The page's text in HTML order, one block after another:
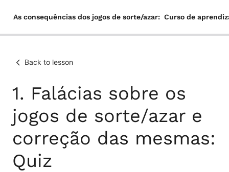
As consequências dos jogos de sorte/azar: Curso de
Back to lesson
1. Falácias sobre os
jogos de sorte/azar e
correção das mesmas:
Quiz